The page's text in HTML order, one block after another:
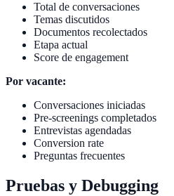
Total de conversaciones
Temas discutidos
Documentos recolectados
Etapa actual
Score de engagement
Por vacante:
Conversaciones iniciadas
Pre-screenings completados
Entrevistas agendadas
Conversion rate
Preguntas frecuentes
Pruebas y Debugging